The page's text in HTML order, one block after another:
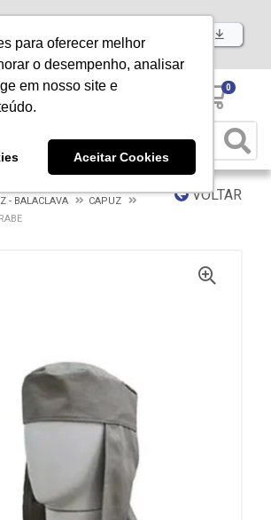
para oferecer melhor
o desempenho, analisar
em nosso site e
Aceitar Cookies
Baixe já nosso APP
0
VOLTAR
- BALACLAVA
CAPUZ